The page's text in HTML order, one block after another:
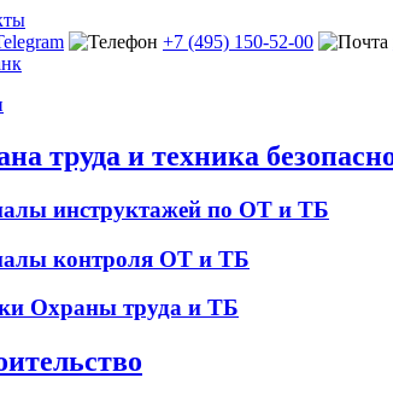
+7 (495) 150-52-00
труда и техника
инструктажей по ОТ и ТБ
контроля ОТ и ТБ
Охраны труда и ТБ